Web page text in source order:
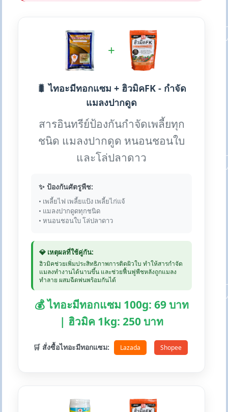
+
🐛 ไทอะมีทอกแซม + ฮิวมิคFK - กำจัด
แมลงปากดูด
สารอินทรีย์ป้องกันกำจัดเพลี้ยทุก
ชนิด แมลงปากดูด หนอนชอนใบ
และโล่ปลาดาว
✨ ป้องกันศัตรูพืช:
• เพลี้ยไฟ เพลี้ยแป้ง เพลี้ยไก่แจ้
• แมลงปากดูดทุกชนิด
• หนอนชอนใบ โล่ปลาดาว
💎 เหตุผลที่ใช้คู่กัน:
ฮิวมิคช่วยเพิ่มประสิทธิภาพการติดผิวใบ ทำให้สารกำจัด
แมลงทำงานได้นานขึ้น และช่วยฟื้นฟูพืชหลังถูกแมลง
ทำลาย ผสมฉีดพ่นพร้อมกันได้
💰 ไทอะมีทอกแซม 100g: 69 บาท
| ฮิวมิค 1kg: 250 บาท
🛒 สั่งซื้อไทอะมีทอกแซม: Lazada Shopee